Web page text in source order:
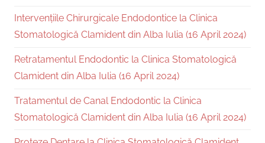
Intervențiile Chirurgicale Endodontice la Clinica
Stomatologică Clamident din Alba Iulia (16 April 2024)
Retratamentul Endodontic la Clinica Stomatologică
Clamident din Alba Iulia (16 April 2024)
Tratamentul de Canal Endodontic la Clinica
Stomatologică Clamident din Alba Iulia (16 April 2024)